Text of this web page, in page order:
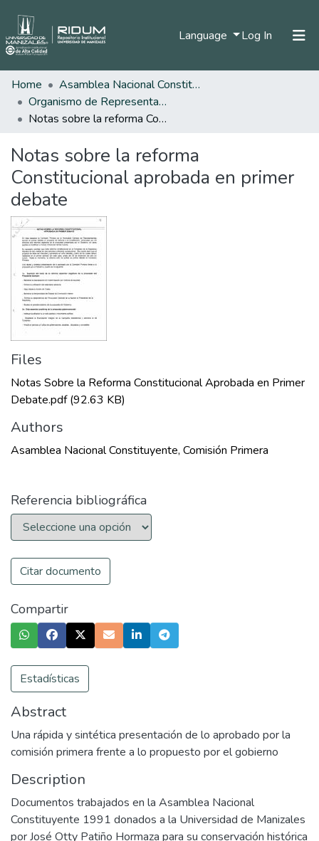
Language Log In (current)
Home
Asamblea Nacional Constituyente
Organismo de Representantes Constituyente
Notas sobre la reforma Constitucional aprobada en primer debate
Notas sobre la reforma
Constitucional aprobada en primer
debate
Files
Notas Sobre la Reforma Constitucional Aprobada en Primer
Debate.pdf(92.63 KB)
Authors
Asamblea Nacional Constituyente, Comisión Primera
Referencia bibliográfica
Citar documento
Compartir
Estadísticas
Abstract
Una rápida y sintética presentación de lo aprobado por la
comisión primera frente a lo propuesto por el gobierno
Description
Documentos trabajados en la Asamblea Nacional
Constituyente 1991 donados a la Universidad de Manizales
por José Otty Patiño Hormaza para su conservación histórica